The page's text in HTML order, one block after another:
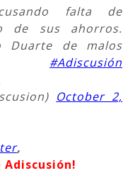
falta de
de sus ahorros.
Duarte de malos
| #Adiscusión
October 2,
,
Adiscusión!